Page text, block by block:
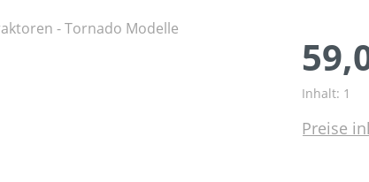
Inhalt: 1
Preise